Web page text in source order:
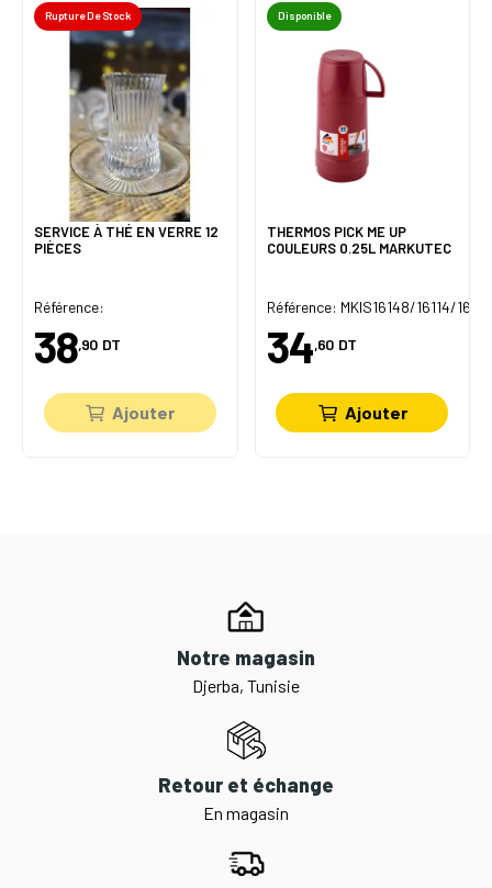
Rupture De Stock
SERVICE À THÉ EN VERRE 12
PIÈCES
Référence:
38,90 DT
Ajouter
Disponible
THERMOS PICK ME UP
COULEURS 0.25L MARKUTEC
Référence: MKIS16148/16114/1611
34,60 DT
Ajouter
Notre magasin
Djerba, Tunisie
Retour et échange
En magasin